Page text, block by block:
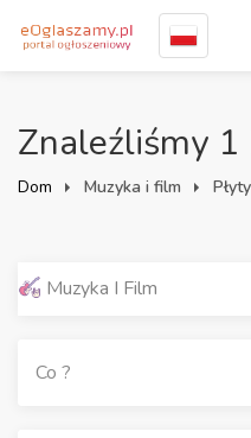
Znaleźliśmy 1
Dom Muzyka i film
Muzyka I Film